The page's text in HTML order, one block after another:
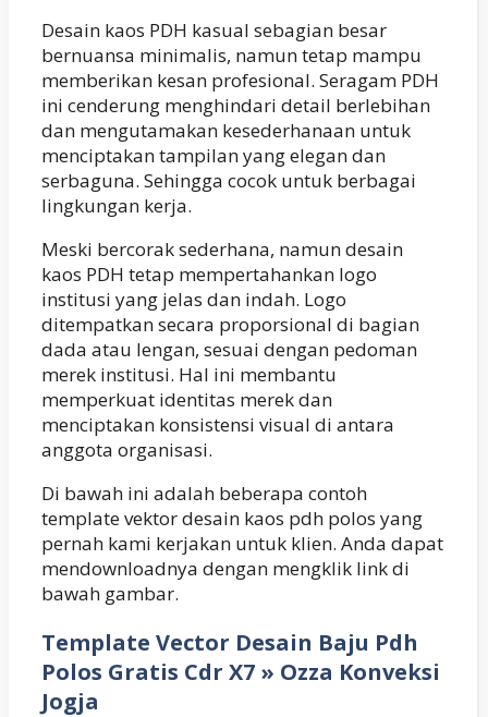
Desain kaos PDH kasual sebagian besar
bernuansa minimalis, namun tetap mampu
memberikan kesan profesional. Seragam PDH
ini cenderung menghindari detail berlebihan
dan mengutamakan kesederhanaan untuk
menciptakan tampilan yang elegan dan
serbaguna. Sehingga cocok untuk berbagai
lingkungan kerja.
Meski bercorak sederhana, namun desain
kaos PDH tetap mempertahankan logo
institusi yang jelas dan indah. Logo
ditempatkan secara proporsional di bagian
dada atau lengan, sesuai dengan pedoman
merek institusi. Hal ini membantu
memperkuat identitas merek dan
menciptakan konsistensi visual di antara
anggota organisasi.
Di bawah ini adalah beberapa contoh
template vektor desain kaos pdh polos yang
pernah kami kerjakan untuk klien. Anda dapat
mendownloadnya dengan mengklik link di
bawah gambar.
Template Vector Desain Baju Pdh
Polos Gratis Cdr X7 » Ozza Konveksi
Jogja